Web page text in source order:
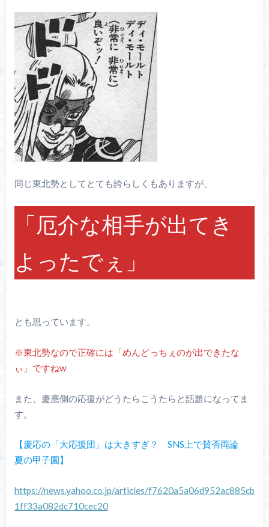
同じ東北勢としてとても誇らしくもありますが、
「厄介な相手が出てき
よったでぇ」
とも思っています。
※東北勢なので正確には「めんどっちぇのが出できたな
ぃ」ですねw
また、慶應側の応援がどうたらこうたらと話題になってま
す。
【慶応の「大応援団」は大きすぎ？ SNS上で賛否両論
夏の甲子園】
https://news.yahoo.co.jp/articles/f7620a5a06d952ac885cb
1ff33a082dc710cec20